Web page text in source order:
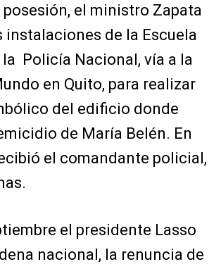
posesión, el ministro Zapata
instalaciones de la Escuela
la Policía Nacional, vía a la
en Quito, para realizar
del edificio donde
de María Belén. En
el comandante policial,
el presidente Lasso
nacional, la renuncia de